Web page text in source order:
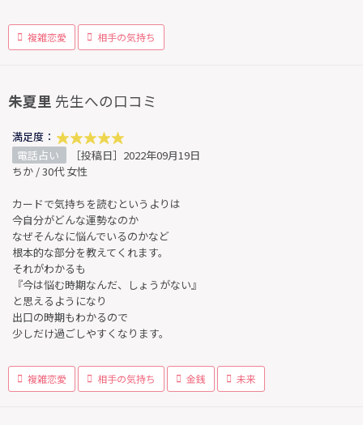
複雑恋愛 相手の気持ち
朱夏里 先生への口コミ
満足度：
電話占い
［投稿日］2022年09月19日
ちか / 30代 女性
カードで気持ちを読むというよりは
今自分がどんな運勢なのか
なぜそんなに悩んでいるのかなど
根本的な部分を教えてくれます。
それがわかるも
『今は悩む時期なんだ、しょうがない』
と思えるようになり
出口の時期もわかるので
少しだけ過ごしやすくなります。
複雑恋愛 相手の気持ち 金銭 未来